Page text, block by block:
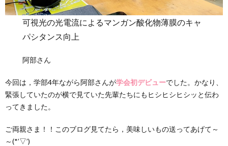
可視光の光電流によるマンガン酸化物薄膜のキャ
パシタンス向上
阿部さん
今回は，学部4年ながら阿部さんが学会初デビューでした。かなり、
緊張していたのが横で見ていた先輩たちにもヒシヒシヒシッと伝わ
ってきました。
ご両親さま！！このブログ見てたら，美味しいもの送ってあげて～
～(*’▽’)